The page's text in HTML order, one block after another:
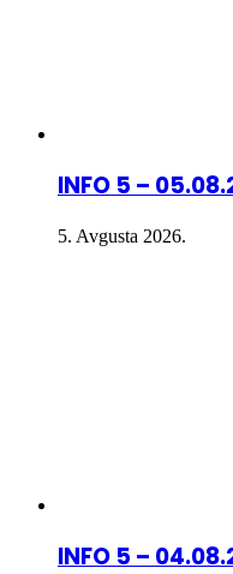
INFO 5 –
5. Avgusta 2026.
INFO 5 –